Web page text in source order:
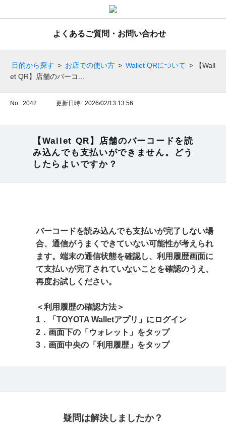
よくあるご質問・お問い合わせ
目的から探す > お店での使い方 > Wallet QRについて >
【Wall
et QR】店舗のバーコ...
No : 2042 更新日時 : 2026/02/13 13:56
【Wallet QR】店舗のバーコードを読
み込んでも支払いができません。どう
したらよいですか？
バーコードを読み込んでも支払いが完了しない場
合、通信がうまくできていない可能性が考えられ
ます。端末の通信状態を確認し、利用履歴画面に
て支払いが完了されていないことを確認のうえ、
再度お試しください。
＜利用履歴の確認方法＞
1．「TOYOTA Walletアプリ」にログイン
2．画面下の「ウォレット」をタップ
3．画面中央の「利用履歴」をタップ
疑問は解決しましたか？